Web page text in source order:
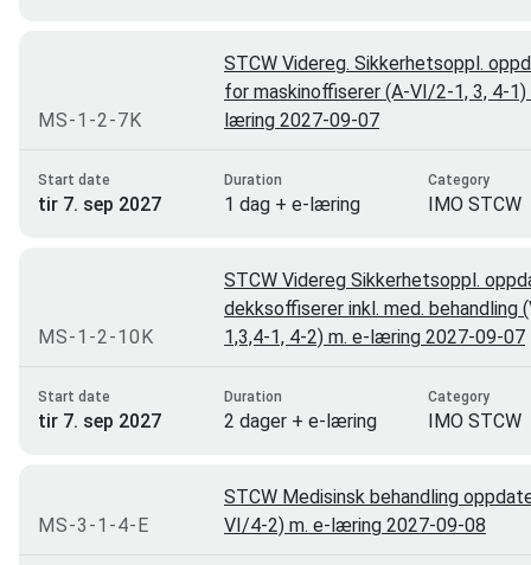
MS-1-2-7K
Start date
tir 7. sep 2027
STCW Videreg. Sikkerhetsoppl.
for maskinoffiserer (A-VI/2-1, 3, 4-1)
læring 2027-09-07
Duration
1 dag + e-læring
Category
IMO STCW
MS-1-2-10K
Start date
tir 7. sep 2027
STCW Videreg Sikkerhetsoppl.
dekksoffiserer inkl. med. behandling
1,3,4-1, 4-2) m. e-læring 2027-09-07
Duration
2 dager + e-læring
Category
IMO STCW
MS-3-1-4-E
STCW Medisinsk behandling
VI/4-2) m. e-læring 2027-09-08